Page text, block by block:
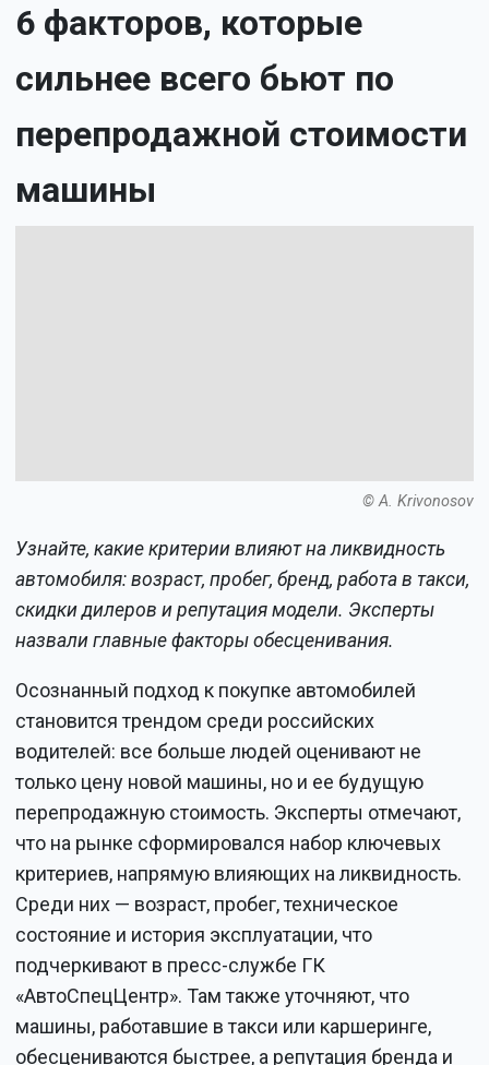
6 факторов, которые
сильнее всего бьют по
перепродажной стоимости
машины
© A. Krivonosov
Узнайте, какие критерии влияют на ликвидность
автомобиля: возраст, пробег, бренд, работа в такси,
скидки дилеров и репутация модели. Эксперты
назвали главные факторы обесценивания.
Осознанный подход к покупке автомобилей
становится трендом среди российских
водителей: все больше людей оценивают не
только цену новой машины, но и ее будущую
перепродажную стоимость. Эксперты отмечают,
что на рынке сформировался набор ключевых
критериев, напрямую влияющих на ликвидность.
Среди них — возраст, пробег, техническое
состояние и история эксплуатации, что
подчеркивают в пресс-службе ГК
«АвтоСпецЦентр». Там также уточняют, что
машины, работавшие в такси или каршеринге,
обесцениваются быстрее, а репутация бренда и